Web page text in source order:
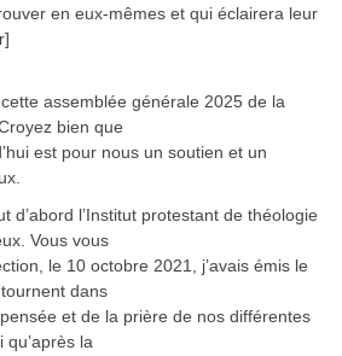
en eux-mêmes et qui éclairera leur
assemblée générale 2025 de la
bien que
est pour nous un soutien et un
d’abord l’Institut protestant de théologie
Vous vous
le 10 octobre 2021, j’avais émis le
dans
et de la prière de nos différentes
qu’après la